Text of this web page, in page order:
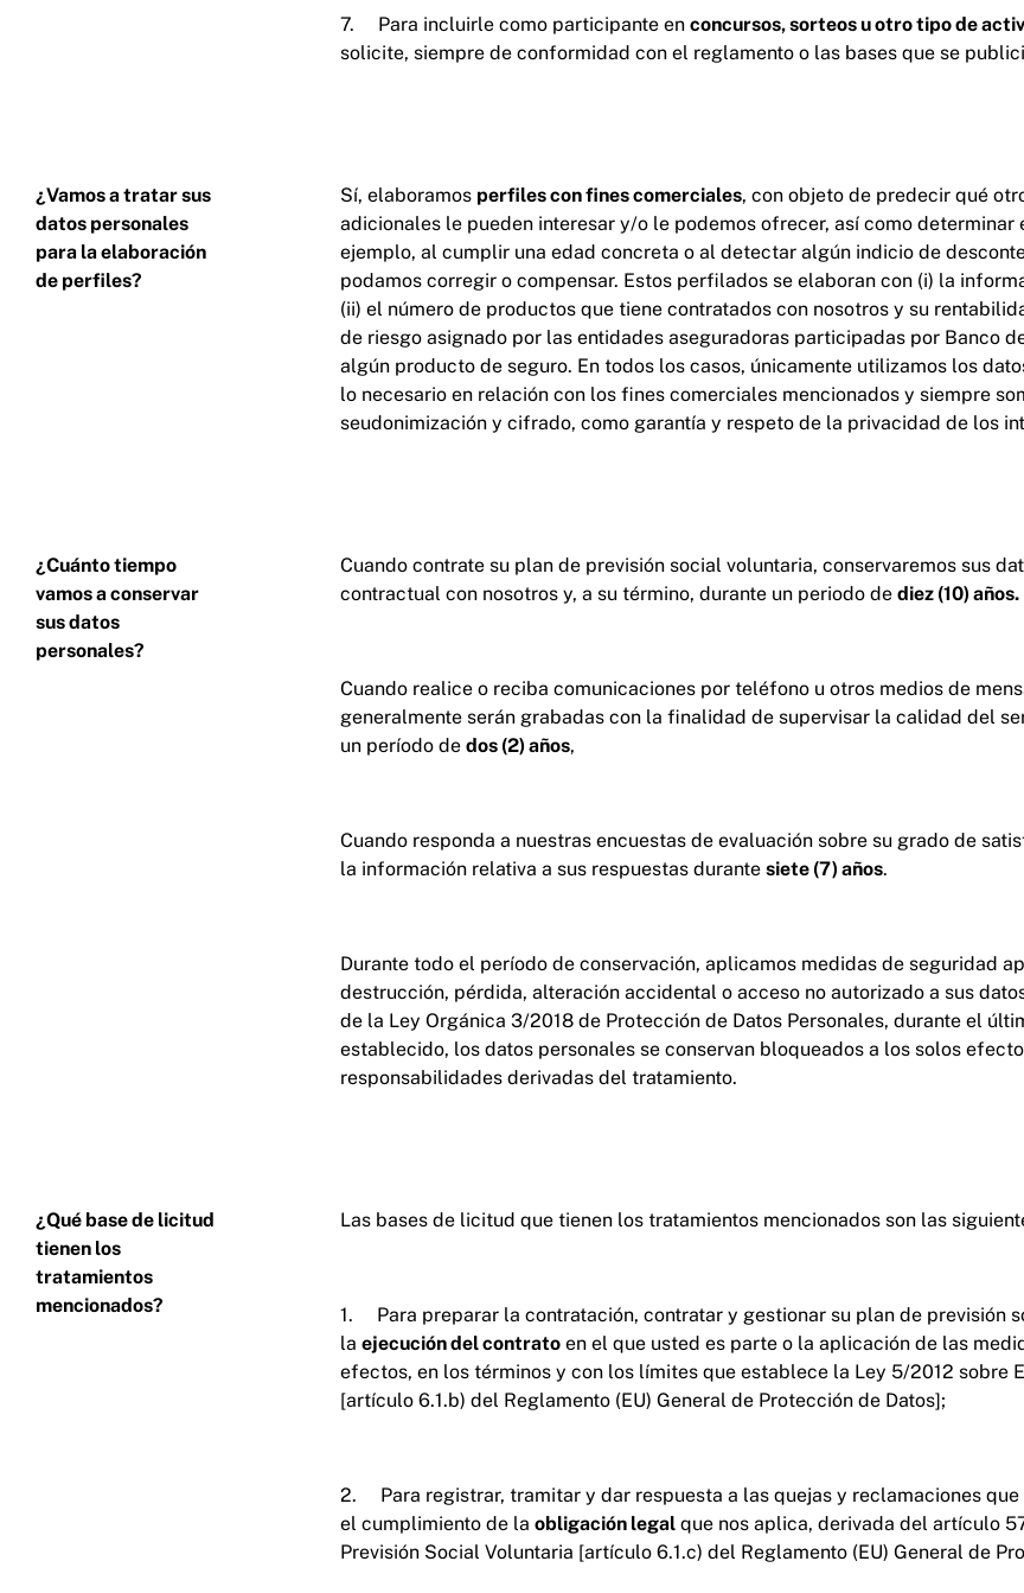
7. Para incluirle como participante en concursos, sorteos u otro tipo de
solicite, siempre de conformidad con el reglamento o las bases que se
¿Vamos a tratar sus
datos personales
para la elaboración
de perfiles?
Sí, elaboramos perfiles con fines comerciales, con objeto de predecir qué
adicionales le pueden interesar y/o le podemos ofrecer, así como
ejemplo, al cumplir una edad concreta o al detectar algún indicio de
podamos corregir o compensar. Estos perfilados se elaboran con (i) la
(ii) el número de productos que tiene contratados con nosotros y su
de riesgo asignado por las entidades aseguradoras participadas por Banco
algún producto de seguro. En todos los casos, únicamente utilizamos los
lo necesario en relación con los fines comerciales mencionados y siempre
seudonimización y cifrado, como garantía y respeto de la privacidad de los
¿Cuánto tiempo
vamos a conservar
sus datos
personales?
Cuando contrate su plan de previsión social voluntaria, conservaremos sus
contractual con nosotros y, a su término, durante un periodo de diez (10) años.
Cuando realice o reciba comunicaciones por teléfono u otros medios de
generalmente serán grabadas con la finalidad de supervisar la calidad del
un período de dos (2) años,
Cuando responda a nuestras encuestas de evaluación sobre su grado de
la información relativa a sus respuestas durante siete (7) años.
Durante todo el período de conservación, aplicamos medidas de seguridad
destrucción, pérdida, alteración accidental o acceso no autorizado a sus
de la Ley Orgánica 3/2018 de Protección de Datos Personales, durante el
establecido, los datos personales se conservan bloqueados a los solos
responsabilidades derivadas del tratamiento.
¿Qué base de licitud
tienen los
tratamientos
mencionados?
Las bases de licitud que tienen los tratamientos mencionados son las
1. Para preparar la contratación, contratar y gestionar su plan de previsión
la ejecución del contrato en el que usted es parte o la aplicación de las
efectos, en los términos y con los límites que establece la Ley 5/2012 sobre
[artículo 6.1.b) del Reglamento (EU) General de Protección de Datos];
2. Para registrar, tramitar y dar respuesta a las quejas y reclamaciones
el cumplimiento de la obligación legal que nos aplica, derivada del artículo
Previsión Social Voluntaria [artículo 6.1.c) del Reglamento (EU) General de